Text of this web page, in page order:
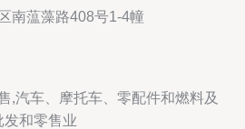
南蕰藻路408号1-4幢
,汽车、摩托车、零配件和燃料及
发和零售业